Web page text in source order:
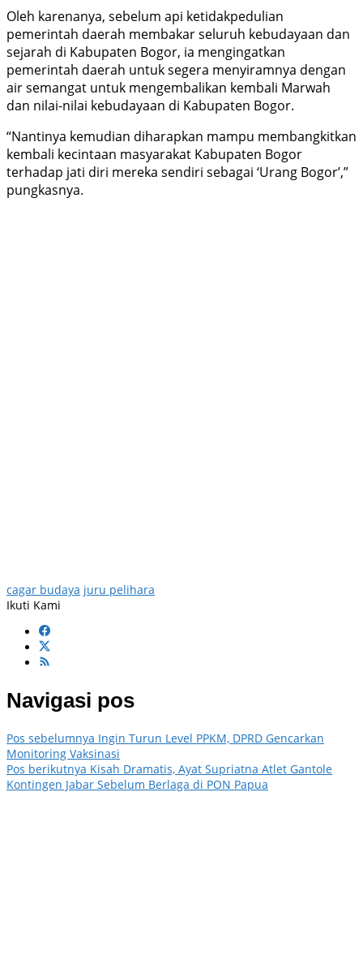
Oleh karenanya, sebelum api ketidakpedulian
pemerintah daerah membakar seluruh kebudayaan dan
sejarah di Kabupaten Bogor, ia mengingatkan
pemerintah daerah untuk segera menyiramnya dengan
air semangat untuk mengembalikan kembali Marwah
dan nilai-nilai kebudayaan di Kabupaten Bogor.
“Nantinya kemudian diharapkan mampu membangkitkan
kembali kecintaan masyarakat Kabupaten Bogor
terhadap jati diri mereka sendiri sebagai ‘Urang Bogor’,”
pungkasnya.
cagar budaya juru pelihara
Ikuti Kami
Navigasi pos
Pos sebelumnya Ingin Turun Level PPKM, DPRD Gencarkan
Monitoring Vaksinasi
Pos berikutnya Kisah Dramatis, Ayat Supriatna Atlet Gantole
Kontingen Jabar Sebelum Berlaga di PON Papua